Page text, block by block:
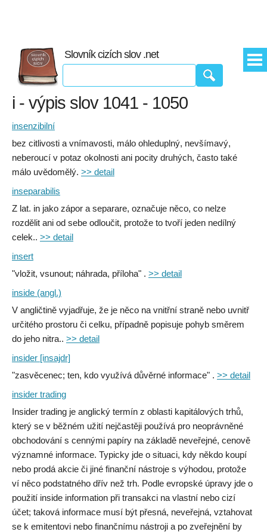
Slovník cizích slov .net
i - výpis slov 1041 - 1050
insenzibilní
bez citlivosti a vnímavosti, málo ohleduplný, nevšímavý,
neberoucí v potaz okolnosti ani pocity druhých, často také
málo uvědomělý. >> detail
inseparabilis
Z lat. in jako zápor a separare, označuje něco, co nelze
rozdělit ani od sebe odloučit, protože to tvoří jeden nedílný
celek.. >> detail
insert
"vložit, vsunout; náhrada, příloha" . >> detail
inside (angl.)
V angličtině vyjadřuje, že je něco na vnitřní straně nebo uvnitř
určitého prostoru či celku, případně popisuje pohyb směrem
do jeho nitra.. >> detail
insider [insajdr]
"zasvěcenec; ten, kdo využívá důvěrné informace" . >> detail
insider trading
Insider trading je anglický termín z oblasti kapitálových trhů,
který se v běžném užití nejčastěji používá pro neoprávněné
obchodování s cennými papíry na základě neveřejné, cenově
významné informace. Typicky jde o situaci, kdy někdo koupí
nebo prodá akcie či jiné finanční nástroje s výhodou, protože
ví něco podstatného dřív než trh. Podle evropské úpravy jde o
použití inside information při transakci na vlastní nebo cizí
účet; taková informace musí být přesná, neveřejná, vztahovat
se k emitentovi nebo finančnímu nástroji a po zveřejnění by